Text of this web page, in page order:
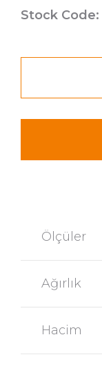
Stock Code:
Ölçüler
Ağırlık
Hacim